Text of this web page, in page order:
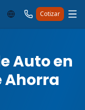
Cotizar
Auto en
Ahorra